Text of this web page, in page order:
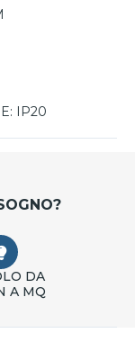
IP20
DA
A MQ